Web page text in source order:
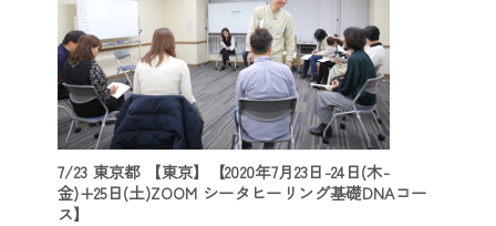
7/23 東京都 【東京】【2020年7月23日-24日(木-
金)+25日(土)ZOOM シータヒーリング基礎DNAコー
ス】